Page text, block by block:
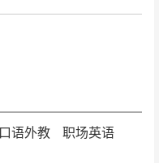
口语外教 职场英语